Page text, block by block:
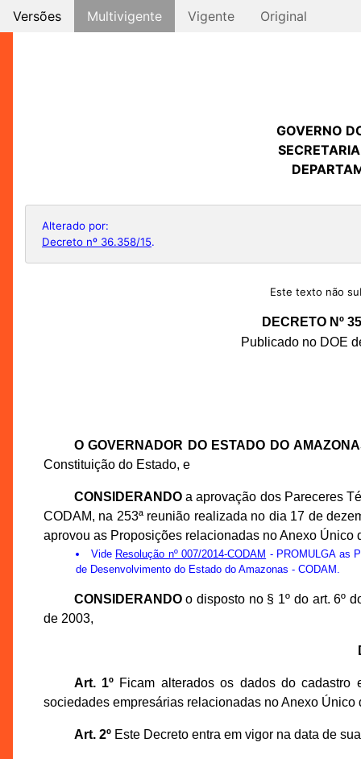
Versões Multivigente Vigente Original
GOVERNO
Alterado por:
Decreto nº 36.358/15.
Este texto não
DECRETO Nº
Publicado no DOE
O GOVERNADOR DO ESTADO DO
Constituição do Estado, e
CONSIDERANDOa aprovação dos Pareceres
CODAM, na 253ª reunião realizada no dia 17 de
aprovou as Proposições relacionadas no Anexo Único
Vide Resolução nº 007/2014-CODAM - PROMULGA as
de Desenvolvimento do Estado do Amazonas - CODAM.
CONSIDERANDOo disposto no § 1º do art. 6º
de 2003,
Art. 1ºFicam alterados os dados do cadastro
sociedades empresárias relacionadas no Anexo Único
Art. 2ºEste Decreto entra em vigor na data de